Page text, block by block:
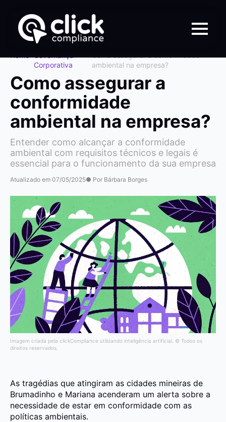
Corporativa
ambiental na empresa?
Como assegurar a
conformidade
ambiental na empresa?
Entender como alcançar a conformidade
ambiental com requisitos técnicos e legais é
essencial para o funcionamento da sua empresa
Atualizado em 07/05/2025● Por Bárbara Borges
Imagem criada pela clickCompliance utilizando inteligência artificial. © Todos os
direitos reservados.
As tragédias que atingiram as cidades mineiras de
Brumadinho e Mariana acenderam um alerta sobre a
necessidade de estar em conformidade com as
políticas ambientais.